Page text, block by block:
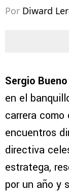
Por Diward
Sergio Bueno
en el
carrera como
encuentros
directiva
estratega,
por un año y